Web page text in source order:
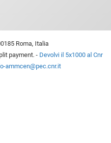
Roma, Italia
payment. - Devolvi il 5x1000 al Cnr
ammcen@pec.cnr.it